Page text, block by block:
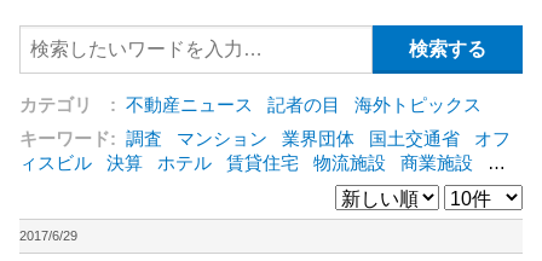
カテゴリ : 不動産ニュース 記者の目
海外トピックス
キーワード: 調査 マンション 業界団体 国土交通省
オフ
ィスビル
決算 ホテル 賃貸住宅 物流施設 商業施設
海
東急不動産 賃料
ア
野村不動産 ZEH [+]
2017/6/29